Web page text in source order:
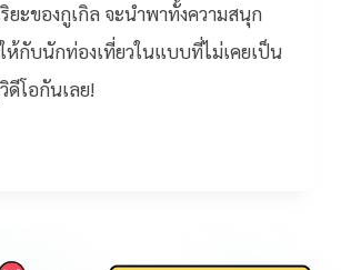
ยะของกูเกิล จะนำพาทั้งความสนุก
ห้กับนักท่องเที่ยวในแบบที่ไม่เคยเป็น
โอกันเลย!